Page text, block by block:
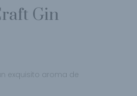
Gin
exquisito aroma de